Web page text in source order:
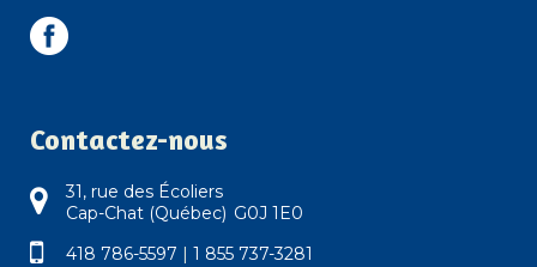
Contactez-nous
31, rue des Écoliers
Cap-Chat (Québec) G0J 1E0
418 786-5597 | 1 855 737-3281